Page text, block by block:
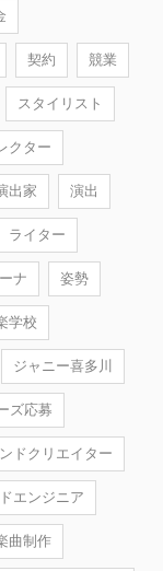
契約 競業
スタイリスト
クター
出家 演出
ライター
ナ 姿勢
学校
ジャニー喜多川
ズ応募
ドクリエイター
エンジニア
曲制作